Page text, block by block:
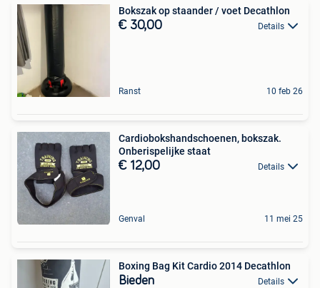
Bokszak op staander / voet Decathlon
€ 30,00 Details
Ranst 10 feb 26
Cardiobokshandschoenen, bokszak.
Onberispelijke staat
€ 12,00 Details
Genval 11 mei 25
Boxing Bag Kit Cardio 2014 Decathlon
Bieden Details